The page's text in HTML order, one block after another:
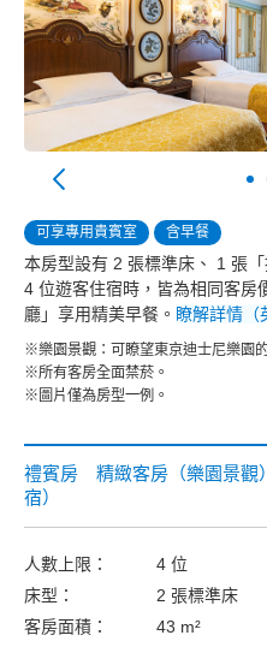
可享專用貴賓室 含早餐
本房型設有 2 張標準床、 1 張
4 位遊客住宿時，皆為相同客房
廳」享用精美早餐。 瞭解詳情（
※樂園景觀：可瞭望東京迪士尼樂園
※所有客房全面禁菸。
※圖片僅為房型一例。
禮賓房 精緻客房（樂園景觀
宿）
人數上限：
4 位
床型：
2 張標準床
客房面積：
43 m²